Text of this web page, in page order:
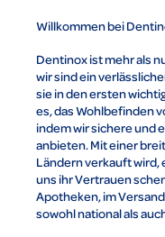
Willkommen bei
Dentinox ist mehr als
wir sind ein
sie in den ersten
es, das Wohlbefinden
indem wir sichere und
anbieten. Mit einer
Ländern verkauft wird,
uns ihr Vertrauen
Apotheken, im
sowohl national als